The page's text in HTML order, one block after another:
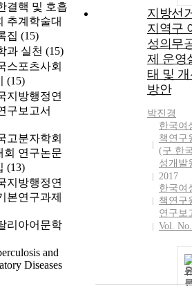
결핵 및 호흡
추계학술대
집 (15)
과 실천 (15)
스포츠사회
(15)
지방행정연
구보고서
고분자학회
회 연구논문
(13)
지방행정연
본연구과제
리아어문학
and
Diseases
지방선
지역구
성의무
제 운영
태 및
방안
박진경
한국여
책연구
(구 한
성개발
2017
한국여
책연구
연구보
Vol. No.